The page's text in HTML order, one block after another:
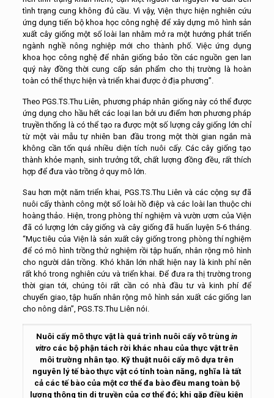
tình trạng cung không đủ cầu. Vì vậy, Viện thực hiện nghiên cứu
ứng dụng tiến bộ khoa học công nghệ để xây dựng mô hình sản
xuất cây giống một số loài lan nhằm mở ra một hướng phát triển
ngành nghề nông nghiệp mới cho thành phố. Việc ứng dụng
khoa học công nghệ để nhân giống bảo tồn các nguồn gen lan
quý này đồng thời cung cấp sản phẩm cho thị trường là hoàn
toàn có thể thực hiện và triển khai được ở địa phương”.
Theo PGS.TS.Thu Liên, phương pháp nhân giống này có thể được
ứng dụng cho hầu hết các loại lan bởi ưu điểm hơn phương pháp
truyền thống là có thể tạo ra được một số lượng cây giống lớn chỉ
từ một vài mẫu tự nhiên ban đầu trong một thời gian ngắn mà
không cần tốn quá nhiều diện tích nuôi cấy. Các cây giống tạo
thành khỏe mạnh, sinh trưởng tốt, chất lượng đồng đều, rất thích
hợp để đưa vào trồng ở quy mô lớn.
Sau hơn một năm triển khai, PGS.TS.Thu Liên và các cộng sự đã
nuôi cấy thành công một số loài hồ điệp và các loài lan thuộc chi
hoàng thảo. Hiện, trong phòng thí nghiệm và vườn ươm của Viện
đã có lượng lớn cây giống và cây giống đã huấn luyện 5-6 tháng.
“Mục tiêu của Viện là sản xuất cây giống trong phòng thí nghiệm
để có mô hình trồng thử nghiệm rồi tập huấn, nhân rộng mô hình
cho người dân trồng. Khó khăn lớn nhất hiện nay là kinh phí nên
rất khó trong nghiên cứu và triển khai. Để đưa ra thị trường trong
thời gian tới, chúng tôi rất cần có nhà đầu tư và kinh phí để
chuyển giao, tập huấn nhân rộng mô hình sản xuất các giống lan
cho nông dân”, PGS.TS.Thu Liên nói.
Nuôi cấy mô thực vật là quá trình nuôi cấy vô trùngin
vitrocác bộ phận tách rời khác nhau của thực vật trên
môi trường nhân tạo. Kỹ thuật nuôi cấy mô dựa trên
nguyên lý tế bào thực vật có tính toàn năng, nghĩa là tất
cả các tế bào của một cơ thể đa bào đều mang toàn bộ
lượng thông tin di truyền của cơ thể đó; khi gặp điều kiện